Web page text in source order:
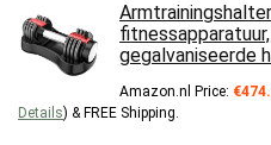
gegalvaniseerde
Amazon.nl Price: €
Details) & FREE Shipping.